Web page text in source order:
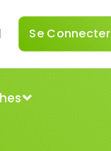
Se Connecter